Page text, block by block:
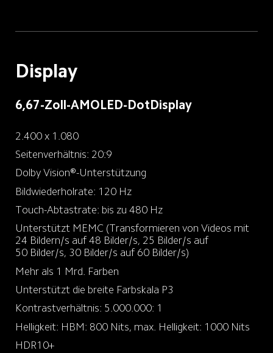
Display
6,67-Zoll-AMOLED-DotDisplay
2.400 x 1.080
Seitenverhältnis: 20:9
Dolby Vision®-Unterstützung
Bildwiederholrate: 120 Hz
Touch-Abtastrate: bis zu 480 Hz
Unterstützt MEMC (Transformieren von Videos mit
24 Bildern/s auf 48 Bilder/s, 25 Bilder/s auf
50 Bilder/s, 30 Bilder/s auf 60 Bilder/s)
Mehr als 1 Mrd. Farben
Unterstützt die breite Farbskala P3
Kontrastverhältnis: 5.000.000: 1
Helligkeit: HBM: 800 Nits, max. Helligkeit: 1000 Nits
HDR10+